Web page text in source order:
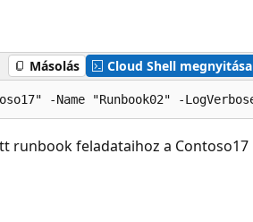
Másolás Cloud Shell megnyitása
runbook feladataihoz a Contoso17